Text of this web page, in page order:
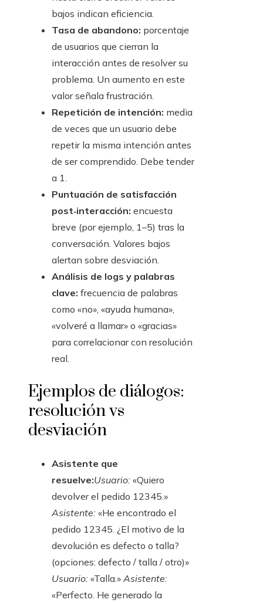
bajos indican eficiencia.
Tasa de abandono: porcentaje
de usuarios que cierran la
interacción antes de resolver su
problema. Un aumento en este
valor señala frustración.
Repetición de intención: media
de veces que un usuario debe
repetir la misma intención antes
de ser comprendido. Debe tender
a 1.
Puntuación de satisfacción
post‑interacción: encuesta
breve (por ejemplo, 1–5) tras la
conversación. Valores bajos
alertan sobre desviación.
Análisis de logs y palabras
clave: frecuencia de palabras
como «no», «ayuda humana»,
«volveré a llamar» o «gracias»
para correlacionar con resolución
real.
Ejemplos de diálogos:
resolución vs
desviación
Asistente que
resuelve:Usuario: «Quiero
devolver el pedido 12345.»
Asistente: «He encontrado el
pedido 12345. ¿El motivo de la
devolución es defecto o talla?
(opciones: defecto / talla / otro)»
Usuario: «Talla.» Asistente:
«Perfecto. He generado la